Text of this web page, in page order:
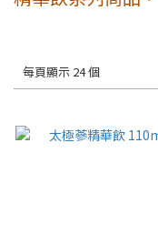
每頁顯示 24 個